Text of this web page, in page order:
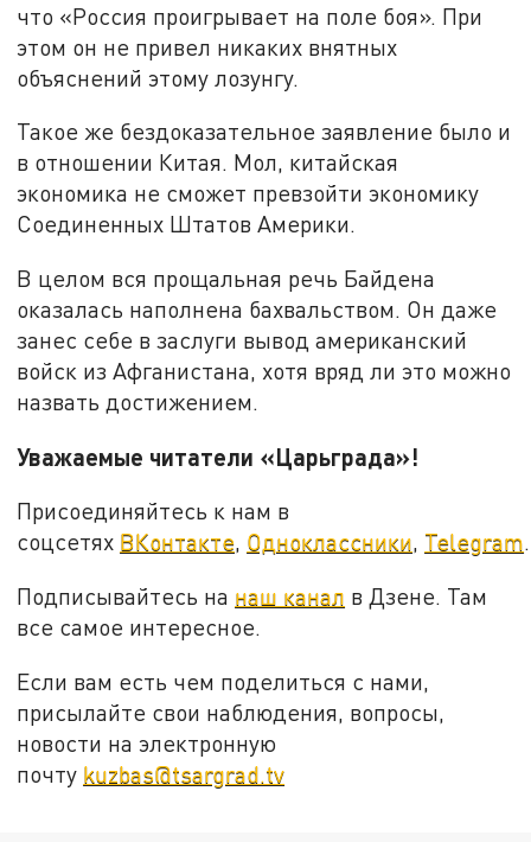
что «Россия проигрывает на поле боя». При
этом он не привел никаких внятных
объяснений этому лозунгу.
Такое же бездоказательное заявление было и
в отношении Китая. Мол, китайская
экономика не сможет превзойти экономику
Соединенных Штатов Америки.
В целом вся прощальная речь Байдена
оказалась наполнена бахвальством. Он даже
занес себе в заслуги вывод американский
войск из Афганистана, хотя вряд ли это можно
назвать достижением.
Уважаемые читатели «Царьграда»!
Присоединяйтесь к нам в
соцсетях ВКонтакте, Одноклассники, Telegram.
Подписывайтесь на наш канал в Дзене. Там
все самое интересное.
Если вам есть чем поделиться с нами,
присылайте свои наблюдения, вопросы,
новости на электронную
почту kuzbas@tsargrad.tv